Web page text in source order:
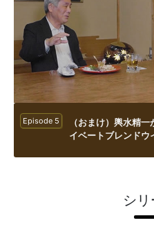
Episode 5
（おまけ）輿水精
イベートブレンドウ
シ